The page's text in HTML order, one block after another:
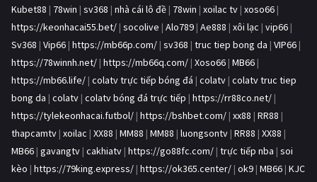
Kubet88 | 78win | sv368 | nhà cái lô đề | 78win | xoilac tv | xoso66 |
https://keonhacai55.bet/ | socolive | Alo789 | Ae888 | xôi lạc | vip66 |
Sv368 | Vip66 | https://mb66p.com/ | sv368 | truc tiep bong da | VIP66 |
https://78winnh.net/ | https://mb66q.com/ | Xoso66 | MB66 |
https://mb66.life/ | colatv trực tiếp bóng đá | colatv | colatv truc tiep
bong da | colatv | colatv bóng đá trực tiếp | https://rr88co.net/ |
https://tylekeonhacai.futbol/ | https://bshbet.com/ | xx88 | RR88 |
thapcamtv | xoilac | XX88 | MM88 | MM88 | luongsontv | RR88 | XX88 |
MB66 | gavangtv | cakhiatv | https://go88fc.com/ | trực tiếp nba | soi
kèo | https://79king.express/ | https://ok365.center/ | ok9 | MB66 | KJC